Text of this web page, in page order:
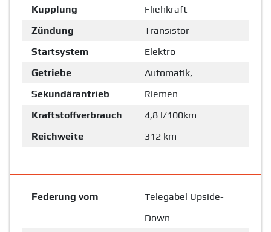
Kupplung
Fliehkraft
Zündung
Transistor
Startsystem
Elektro
Getriebe
Automatik,
Sekundärantrieb
Riemen
Kraftstoffverbrauch
4,8 l/100km
Reichweite
312 km
Federung vorn
Telegabel Upside-
Down